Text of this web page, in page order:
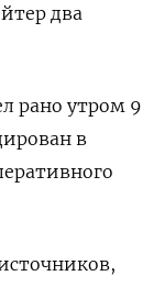
два
рано утром 9
в